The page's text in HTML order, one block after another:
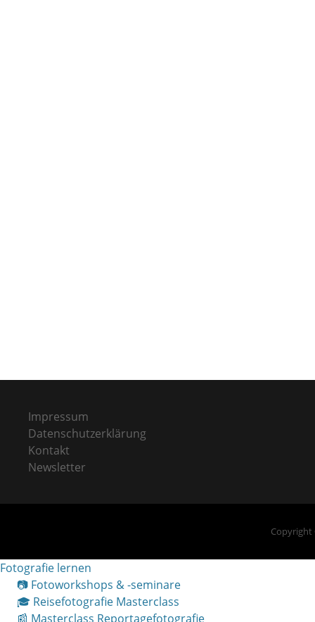
Impressum
Datenschutzerklärung
Kontakt
Newsletter
Fotografie lernen
📷 Fotoworkshops & -seminare
🎓 Reisefotografie Masterclass
📰 Masterclass Reportagefotografie